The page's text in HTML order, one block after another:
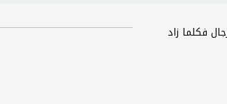
فكلما زاد